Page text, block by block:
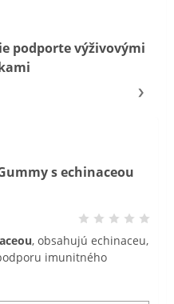
podporte výživovými
s echinaceou
, obsahujú echinaceu,
imunitného
voľnými